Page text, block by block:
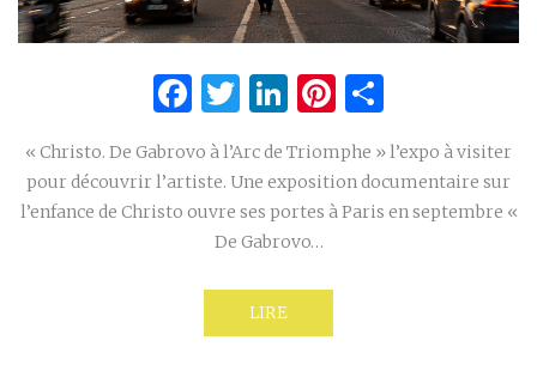
Facebook
Twitter
LinkedIn
Pinterest
« Christo. De Gabrovo à l’Arc de Triomphe » l’expo à visiter
pour découvrir l’artiste. Une exposition documentaire sur
l’enfance de Christo ouvre ses portes à Paris en septembre «
De Gabrovo…
LIRE